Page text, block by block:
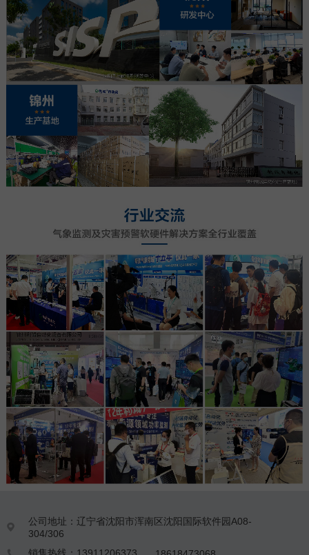

公司地址：辽宁省沈阳市浑南区沈阳国际软件园A08-
304/306